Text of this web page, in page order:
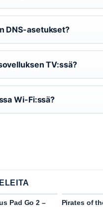
DNS-asetukset?
TV:ssä?
Wi-Fi:ssä?
Pad Go 2 –
Pirates of